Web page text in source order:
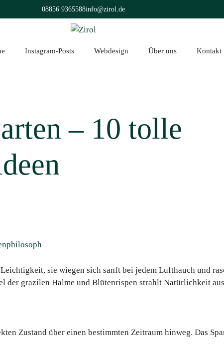
08856 9365588info@zirol.de
Instagram-Posts Webdesign Über uns Kontakt
– 10 tolle
sie wiegen sich sanft bei jedem Lufthauch und
der grazilen Halme und Blütenrispen strahlt Natürlichkeit
Zustand über einen bestimmten Zeitraum hinweg. Das